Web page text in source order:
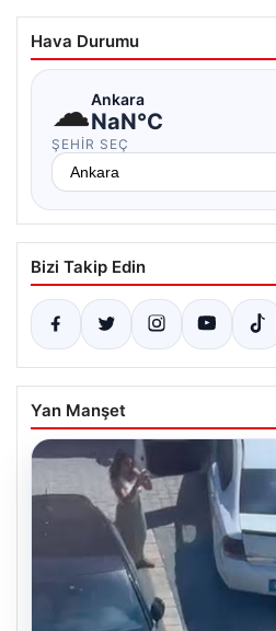
Hava Durumu
☁Ankara
NaN°C
ŞEHIR SEÇ
Bizi Takip Edin
Yan Manşet